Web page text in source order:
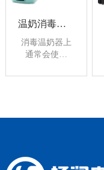
温奶消毒一体器LCD显示液晶屏
消毒温奶器上
通常会使用
字的液晶屏，